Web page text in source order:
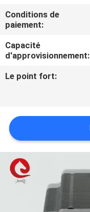
DE
LA
QUALITÉ
NOUS
NOUVELLES
DEMANDEZ
UN DEVIS
Conditions de
paiement:
Capacité
d'approvisionnement:
Le point fort: